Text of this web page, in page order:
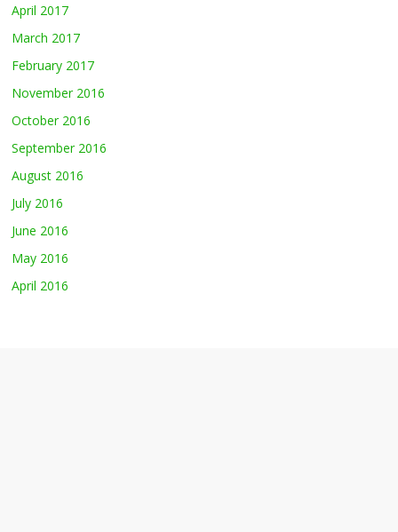
April 2017
March 2017
February 2017
November 2016
October 2016
September 2016
August 2016
July 2016
June 2016
May 2016
April 2016